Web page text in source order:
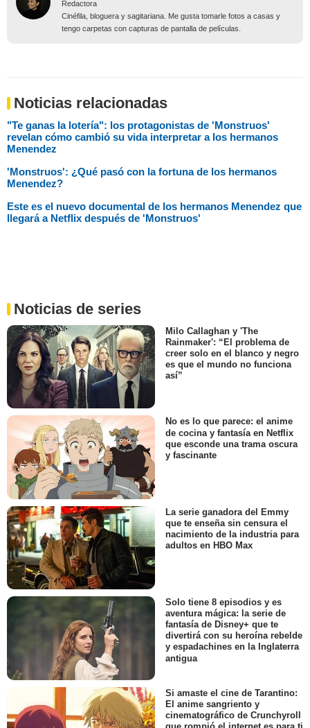
Redactora
Cinéfila, bloguera y sagitariana. Me gusta tomarle fotos a casas y
tengo carpetas con capturas de pantalla de películas.
Noticias relacionadas
"Te ganas la lotería": los protagonistas de 'Monstruos'
revelan cómo cambió su vida interpretar a los hermanos
Menendez
'Monstruos': ¿Qué pasó con la fortuna de los hermanos
Menendez?
Este es el nuevo documental de los hermanos Menendez que
llegará a Netflix después de 'Monstruos'
Noticias de series
Milo Callaghan y 'The
Rainmaker': “El problema de
creer solo en el blanco y negro
es que el mundo no funciona
así”
No es lo que parece: el anime
de cocina y fantasía en Netflix
que esconde una trama oscura
y fascinante
La serie ganadora del Emmy
que te enseña sin censura el
nacimiento de la industria para
adultos en HBO Max
Solo tiene 8 episodios y es
aventura mágica: la serie de
fantasía de Disney+ que te
divertirá con su heroína rebelde
y espadachines en la Inglaterra
antigua
Si amaste el cine de Tarantino:
El anime sangriento y
cinematográfico de Crunchyroll